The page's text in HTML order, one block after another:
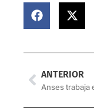
ANTERIOR
Anses trabaja